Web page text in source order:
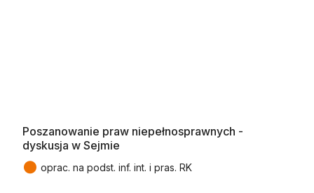
Poszanowanie praw niepełnosprawnych -
dyskusja w Sejmie
● oprac. na podst. inf. int. i pras. RK